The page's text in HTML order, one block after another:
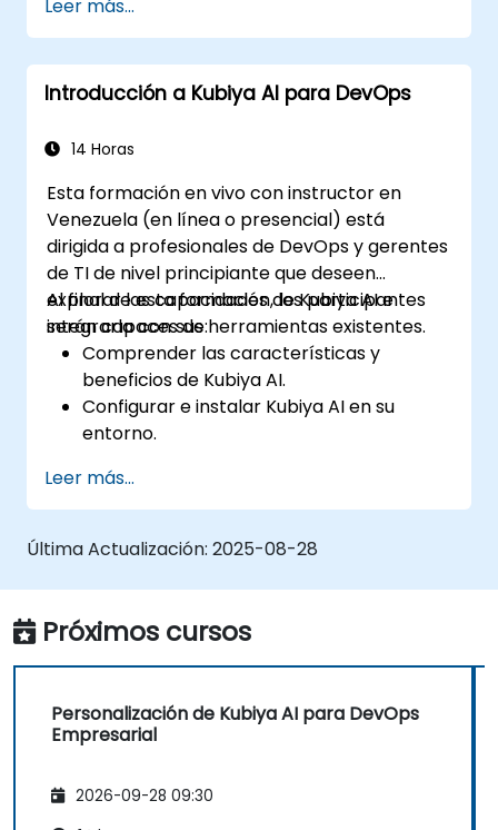
Kubiya AI.
Solucionar problemas y optimizar las
implementaciones de Kubiya AI.
Comprender e implementar medidas de
Integrar Kubiya AI con herramientas
adicionales en la nube.
Configurar el monitoreo del rendimiento y
crear informes personalizados.
Leer más...
Introducción a Kubiya AI para DevOps
14 Horas
Esta formación en vivo con instructor en
Venezuela (en línea o presencial) está
dirigida a profesionales de DevOps y gerentes
de TI de nivel principiante que deseen
explorar las capacidades de Kubiya AI e
integrarla con sus herramientas existentes.
Al final de esta formación, los participantes
serán capaces de:
Comprender las características y
beneficios de Kubiya AI.
Configurar e instalar Kubiya AI en su
entorno.
Kubiya AI en DevOps.
Integrar Kubiya AI con las herramientas
de DevOps existentes.
Leer más...
Última Actualización: 2025-08-28
Próximos cursos
Personalización de Kubiya AI para DevOps
Empresarial
2026-09-28 09:30